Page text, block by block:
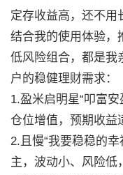
定存收益高，还不用
结合我的使用体验，
低风险组合，都是我
户的稳健理财需求：
1.盈米启明星“叩富
仓位增值，预期收益
2.且慢“我要稳稳的
主，波动小、风险低